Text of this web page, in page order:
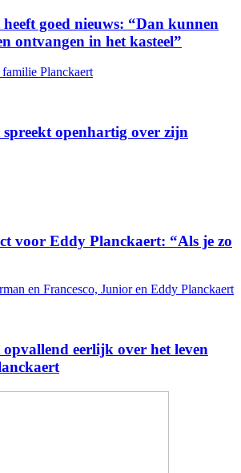
goed nieuws: “Dan kunnen
ontvangen in het kasteel”
openhartig over zijn
voor Eddy Planckaert: “Als je zo
eerlijk over het leven